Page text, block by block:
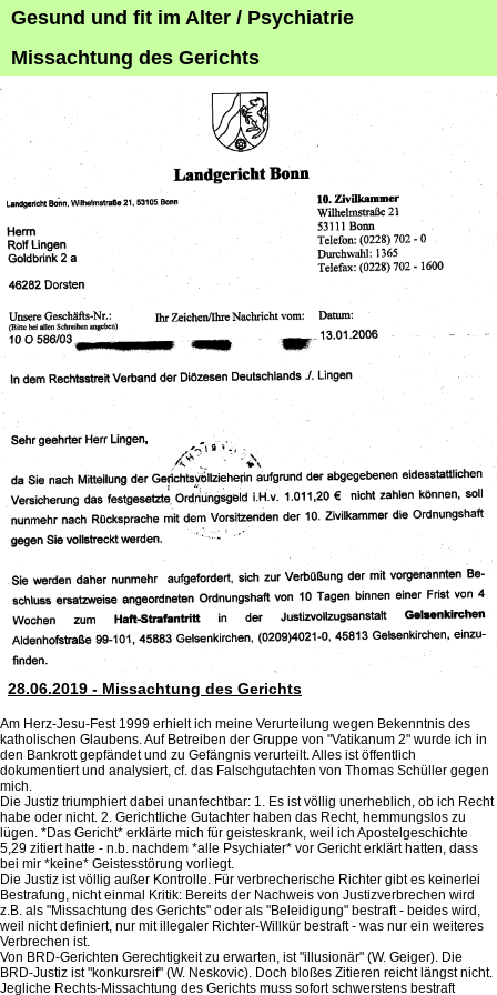
Gesund und fit im Alter / Psychiatrie
Missachtung des Gerichts
28.06.2019 - Missachtung des Gerichts
Am Herz-Jesu-Fest 1999 erhielt ich meine Verurteilung wegen Bekenntnis des
katholischen Glaubens. Auf Betreiben der Gruppe von "Vatikanum 2" wurde ich in
den Bankrott gepfändet und zu Gefängnis verurteilt. Alles ist öffentlich
dokumentiert und analysiert, cf. das Falschgutachten von Thomas Schüller gegen
mich.
Die Justiz triumphiert dabei unanfechtbar: 1. Es ist völlig unerheblich, ob ich Recht
habe oder nicht. 2. Gerichtliche Gutachter haben das Recht, hemmungslos zu
lügen. *Das Gericht* erklärte mich für geisteskrank, weil ich Apostelgeschichte
5,29 zitiert hatte - n.b. nachdem *alle Psychiater* vor Gericht erklärt hatten, dass
bei mir *keine* Geistesstörung vorliegt.
Die Justiz ist völlig außer Kontrolle. Für verbrecherische Richter gibt es keinerlei
Bestrafung, nicht einmal Kritik: Bereits der Nachweis von Justizverbrechen wird
z.B. als "Missachtung des Gerichts" oder als "Beleidigung" bestraft - beides wird,
weil nicht definiert, nur mit illegaler Richter-Willkür bestraft - was nur ein weiteres
Verbrechen ist.
Von BRD-Gerichten Gerechtigkeit zu erwarten, ist "illusionär" (W. Geiger). Die
BRD-Justiz ist "konkursreif" (W. Neskovic). Doch bloßes Zitieren reicht längst nicht.
Jegliche Rechts-Missachtung des Gerichts muss sofort schwerstens bestraft